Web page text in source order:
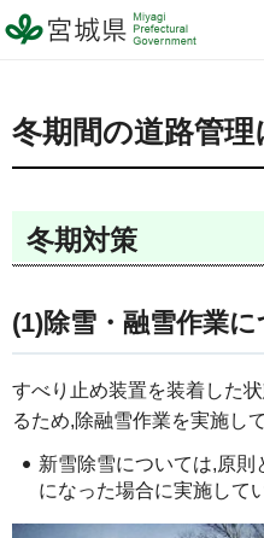
宮城県 Miyagi Prefectural
Government
冬期間の道路管理
冬期対策
(1)除雪・融雪作業
すべり止め装置を装着した
るため,除融雪作業を実施し
新雪除雪については,原則
になった場合に実施して